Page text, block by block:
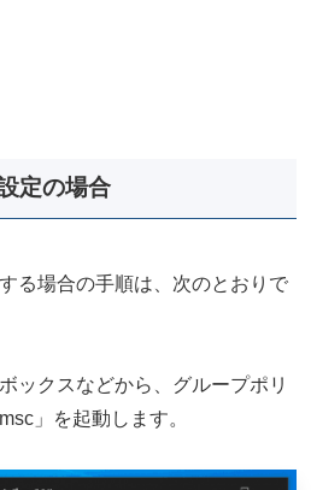
定の場合
る場合の手順は、次のとおりで
ックスなどから、グループポリ
」を起動します。